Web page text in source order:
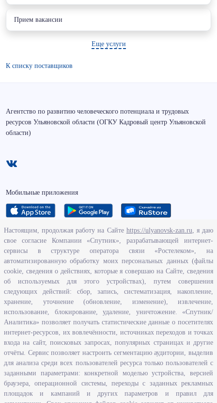
Прием вакансии
Еще услуги
К списку поставщиков
Агентство по развитию человеческого потенциала и трудовых
ресурсов Ульяновской области (ОГКУ Кадровый центр Ульяновской
области)
Мобильные приложения
Исполнение бюджетных средств
Человеческий потенциал
Информационная безопасность
Перечень нормативно - правовых актов, определяющих полномочия,
задачи и функции Агентства по развитию человеческого потенциала
и трудовых ресурсов Ульяновской области
Развитие правовой грамотности и правосознания граждан в
Ульяновской области
Информация
Законодательство
Настоящим, продолжая работу на Сайте https://ulyanovsk-zan.ru, я даю
свое согласие Компании «Спутник», разрабатывающей интернет-
сервисы в структуре оператора связи «Ростелеком», на
автоматизированную обработку моих персональных данных (файлы
cookie, сведения о действиях, которые я совершаю на Сайте, сведения
об используемых для этого устройствах), путем совершения
следующих действий: сбор, запись, систематизация, накопление,
хранение, уточнение (обновление, изменение), извлечение,
использование, блокирование, удаление, уничтожение. «Спутник/
Аналитика» позволяет получать статистические данные о посетителях
интернет-ресурсов, их вовлечённости, источниках переходов и точках
входа на сайт, поисковых запросах, популярных страницах и другие
отчёты. Сервис позволяет настроить сегментацию аудитории, выделив
для анализа среди всех пользователей ресурса только пользователей с
заданными параметрами: конкретной моделью устройства, версией
браузера, операционной системы, переходы с заданных рекламных
площадок и кампаний и других параметров и правил для